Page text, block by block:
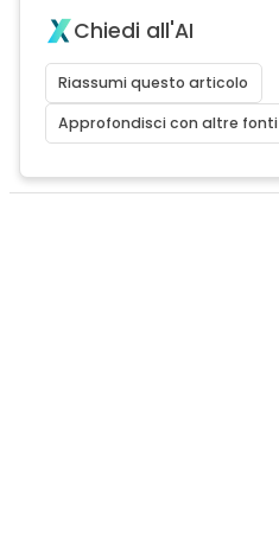
Chiedi all'AI
Riassumi questo articolo
Approfondisci con altre fonti